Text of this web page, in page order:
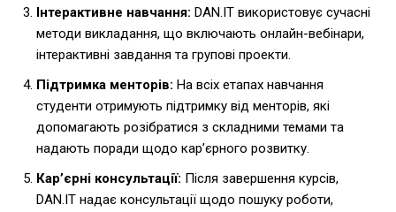
Інтерактивне навчання: DAN.IT використовує сучасні
методи викладання, що включають онлайн-вебінари,
інтерактивні завдання та групові проекти.
Підтримка менторів: На всіх етапах навчання
студенти отримують підтримку від менторів, які
допомагають розібратися з складними темами та
надають поради щодо кар’єрного розвитку.
Кар’єрні консультації: Після завершення курсів,
DAN.IT надає консультації щодо пошуку роботи,